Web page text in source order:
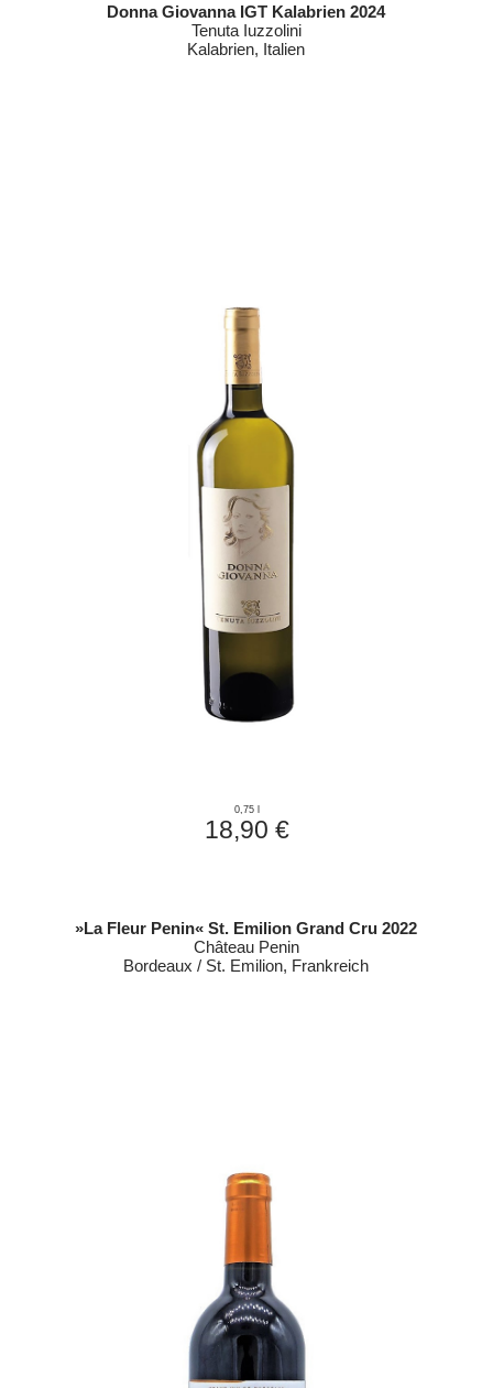
Donna Giovanna IGT Kalabrien 2024
Tenuta Iuzzolini
Kalabrien, Italien
0,75 l
18,90 €
»La Fleur Penin« St. Emilion Grand Cru 2022
Château Penin
Bordeaux / St. Emilion, Frankreich